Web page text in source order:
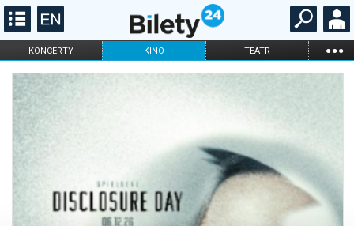
KONCERTY KINO TEATR ...
FILHARMONIA OPERA I BALET
KARNETY